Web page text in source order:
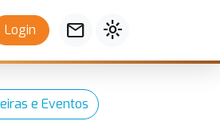
Login mail light_mode
e Eventos